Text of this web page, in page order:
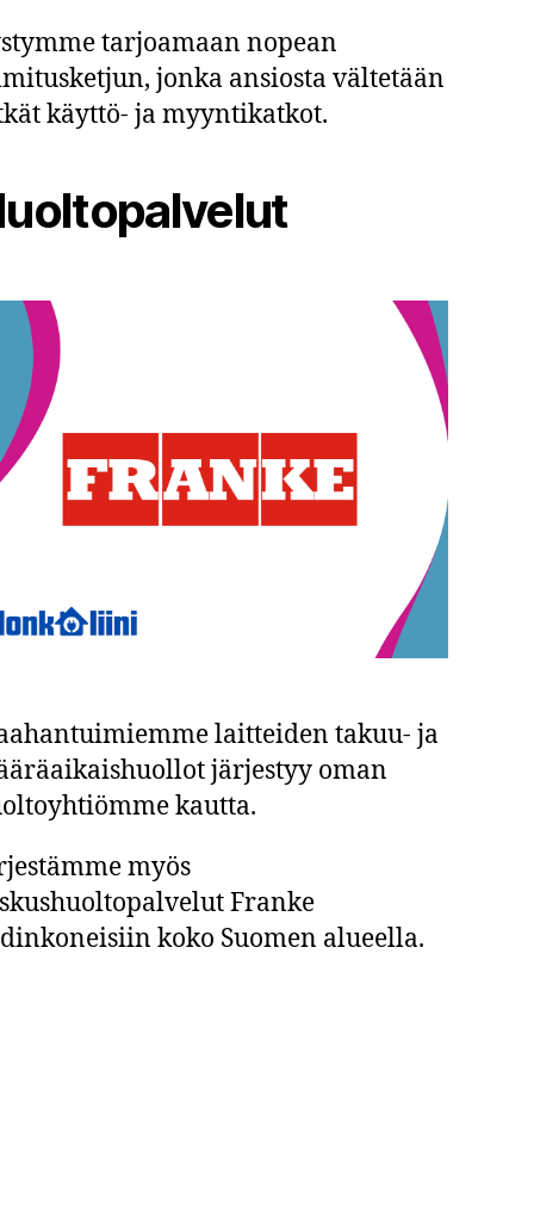
tarjoamaan nopean
jonka ansiosta vältetään
käyttö- ja myyntikatkot.
laitteiden takuu- ja
järjestyy oman
kautta.
myös
Franke
koko Suomen alueella.